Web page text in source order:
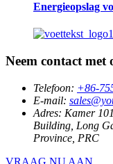
Energieopslag
Neem contact met
Telefoon: +86-
E-mail:
Adres: Kamer
Building, Long
Province, PRC
VRAAG NU AAN